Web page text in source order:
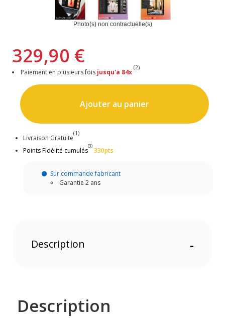
Photo(s) non contractuelle(s)
329,90 €
Paiement en plusieurs fois jusqu'a 84x
(2)
Ajouter au panier
Livraison Gratuite
(1)
Points Fidélité cumulés
(3)
330pts
Sur commande fabricant
Garantie 2 ans
Description -
Description